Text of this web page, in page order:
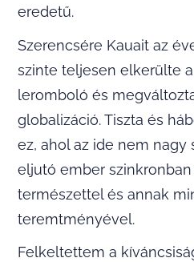
eredetű.
Szerencsére Kauait az
szinte teljesen elkerülte
leromboló és
globalizáció. Tiszta és
ez, ahol az ide nem nagy
eljutó ember
természettel és annak
teremtményével.
Felkeltettem a